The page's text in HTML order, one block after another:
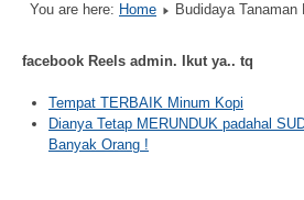
You are here: Home Budidaya Tanaman
facebook Reels admin. Ikut ya.. tq
Tempat TERBAIK Minum Kopi
Dianya Tetap MERUNDUK padahal
Banyak Orang !